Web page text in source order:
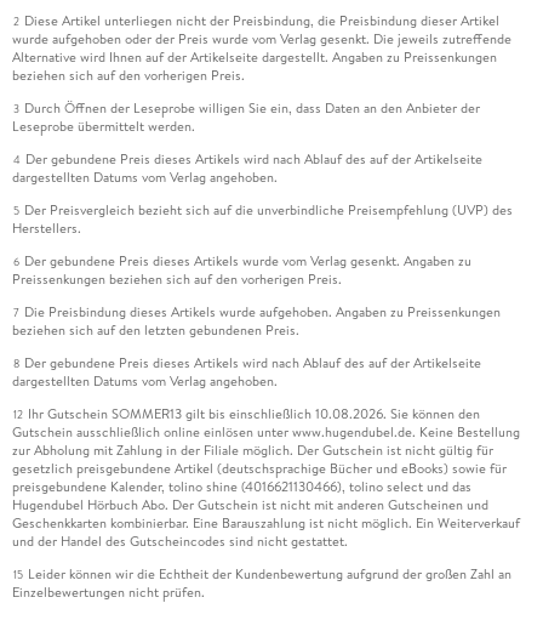
2 Diese Artikel unterliegen nicht der Preisbindung, die Preisbindung dieser Artikel
wurde aufgehoben oder der Preis wurde vom Verlag gesenkt. Die jeweils zutreffende
Alternative wird Ihnen auf der Artikelseite dargestellt. Angaben zu Preissenkungen
beziehen sich auf den vorherigen Preis.
3 Durch Öffnen der Leseprobe willigen Sie ein, dass Daten an den Anbieter der
Leseprobe übermittelt werden.
4 Der gebundene Preis dieses Artikels wird nach Ablauf des auf der Artikelseite
dargestellten Datums vom Verlag angehoben.
5 Der Preisvergleich bezieht sich auf die unverbindliche Preisempfehlung (UVP) des
Herstellers.
6 Der gebundene Preis dieses Artikels wurde vom Verlag gesenkt. Angaben zu
Preissenkungen beziehen sich auf den vorherigen Preis.
7 Die Preisbindung dieses Artikels wurde aufgehoben. Angaben zu Preissenkungen
beziehen sich auf den letzten gebundenen Preis.
8 Der gebundene Preis dieses Artikels wird nach Ablauf des auf der Artikelseite
dargestellten Datums vom Verlag angehoben.
12 Ihr Gutschein SOMMER13 gilt bis einschließlich 10.08.2026. Sie können den
Gutschein ausschließlich online einlösen unter www.hugendubel.de. Keine Bestellung
zur Abholung mit Zahlung in der Filiale möglich. Der Gutschein ist nicht gültig für
gesetzlich preisgebundene Artikel (deutschsprachige Bücher und eBooks) sowie für
preisgebundene Kalender, tolino shine (4016621130466), tolino select und das
Hugendubel Hörbuch Abo. Der Gutschein ist nicht mit anderen Gutscheinen und
Geschenkkarten kombinierbar. Eine Barauszahlung ist nicht möglich. Ein Weiterverkauf
und der Handel des Gutscheincodes sind nicht gestattet.
15 Leider können wir die Echtheit der Kundenbewertung aufgrund der großen Zahl an
Einzelbewertungen nicht prüfen.